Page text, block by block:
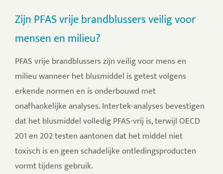
Zijn PFAS vrije brandblussers veilig voor
mensen en milieu?
PFAS vrije brandblussers zijn veilig voor mens en
milieu wanneer het blusmiddel is getest volgens
erkende normen en is onderbouwd met
onafhankelijke analyses. Intertek-analyses bevestigen
dat het blusmiddel volledig PFAS-vrij is, terwijl OECD
201 en 202 testen aantonen dat het middel niet
toxisch is en geen schadelijke ontledingsproducten
vormt tijdens gebruik.